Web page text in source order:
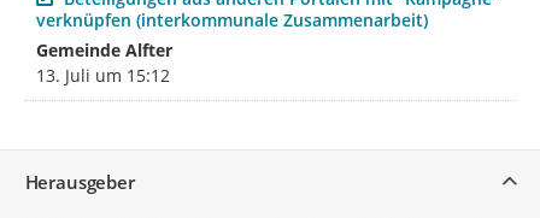
verknüpfen (interkommunale Zusammenarbeit)
Gemeinde Alfter
13. Juli um 15:12
Herausgeber